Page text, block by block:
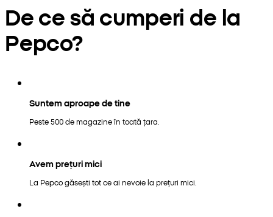
De ce să cumperi de la
Pepco?
Suntem aproape de tine
Peste 500 de magazine în toată țara.
Avem prețuri mici
La Pepco găsești tot ce ai nevoie la prețuri mici.